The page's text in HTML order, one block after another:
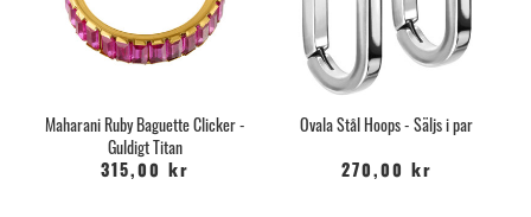
Maharani Ruby Baguette Clicker -
Guldigt Titan
315,00 kr
Ovala Stål Hoops - Säljs i par
270,00 kr